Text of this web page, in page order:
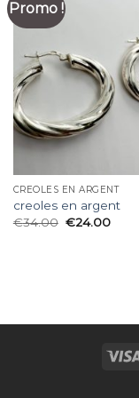
Promo !
CREOLES EN ARGENT
creoles en argent
€34.00 €24.00